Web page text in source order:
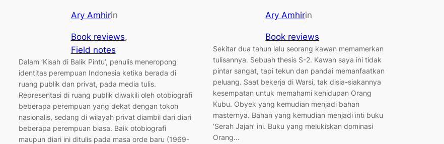
Ary Amhirin
Book reviews
Field notes
Dalam ‘Kisah di Balik Pintu’, penulis meneropong
identitas perempuan Indonesia ketika berada di
ruang publik dan privat, pada media tulis.
Representasi di ruang publik diwakili oleh otobiografi
beberapa perempuan yang dekat dengan tokoh
nasionalis, sedang di wilayah privat diambil dari diari
beberapa perempuan biasa. Baik otobiografi
maupun diari ini ditulis pada masa orde baru (1969-
Ary Amhirin
Book reviews
Sekitar dua tahun lalu seorang kawan memamerkan
tulisannya. Sebuah thesis S-2. Kawan saya ini tidak
pintar sangat, tapi tekun dan pandai memanfaatkan
peluang. Saat bekerja di Warsi, tak disia-siakannya
kesempatan untuk memahami kehidupan Orang
Kubu. Obyek yang kemudian menjadi bahan
masternya. Bahan yang kemudian menjadi inti buku
‘Serah Jajah’ ini. Buku yang melukiskan dominasi
Orang…